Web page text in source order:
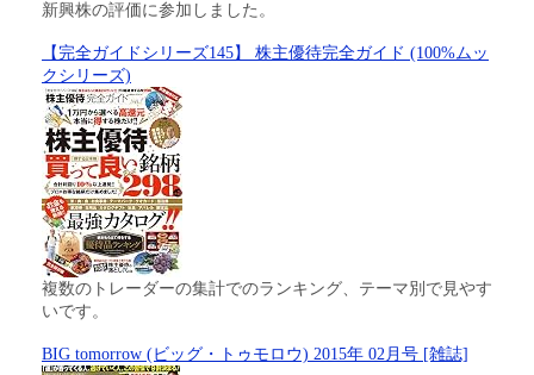
新興株の評価に参加しました。
【完全ガイドシリーズ145】 株主優待完全ガイド (100%ムッ
クシリーズ)
複数のトレーダーの集計でのランキング、テーマ別で見やす
いです。
BIG tomorrow (ビッグ・トゥモロウ) 2015年 02月号 [雑誌]